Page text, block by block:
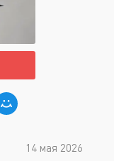
пароль
14 мая 2026